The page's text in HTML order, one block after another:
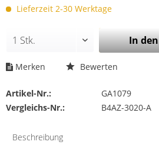
Lieferzeit 2-30 Werktage
In den
Merken Bewerten
Artikel-Nr.:
GA1079
Vergleichs-Nr.:
B4AZ-3020-A
Beschreibung